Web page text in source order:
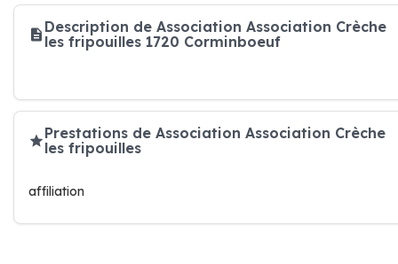
Description de Association Association Crèche
les fripouilles 1720 Corminboeuf
Prestations de Association Association Crèche
les fripouilles
affiliation